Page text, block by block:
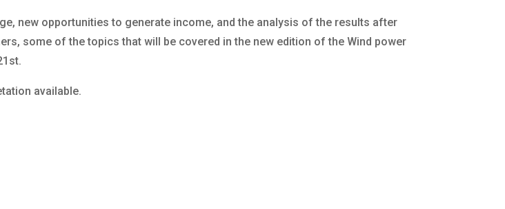
new opportunities to generate income, and the analysis of the results after
some of the topics that will be covered in the new edition of the Wind power
available.